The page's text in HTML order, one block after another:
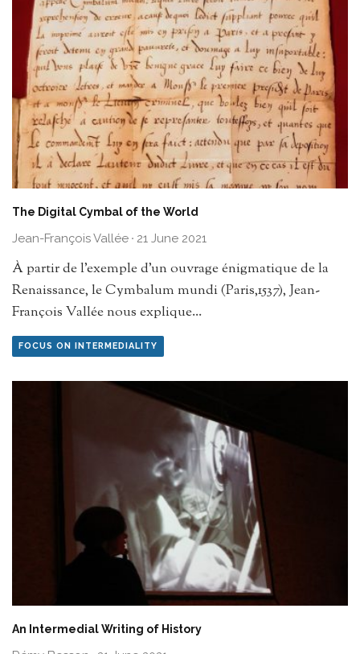
The Digital Cymbal of the World
Jean-François Vallée · 21 June 2021
À partir de l’exemple d’un ouvrage énigmatique de la
Renaissance, le Cymbalum mundi (Paris,1537), Jean-
François Vallée nous explique...
FOCUS ON INTERMEDIALITY
An Intermedial Writing of History